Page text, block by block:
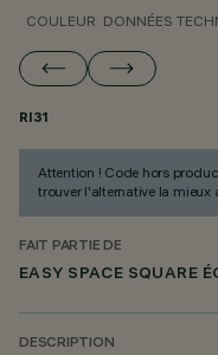
COULEUR DONNÉES
RI31
Attention ! Code hors
trouver l'alternative la mieux
FAIT PARTIE DE
EASY SPACE SQUARE
DESCRIPTION